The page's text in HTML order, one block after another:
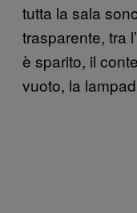
tutta la sala
trasparente, tra
è sparito, il
vuoto, la